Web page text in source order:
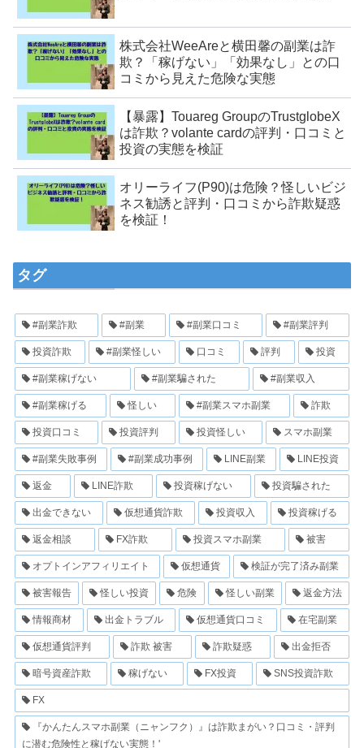
株式会社WeeAreと横田馨の副業は詐
欺？「稼げない」「効果なし」との口
コミから見えた危険な実態
【暴露】Touareg GroupのTrustglobeX
は詐欺？volante cardの評判・口コミと
投資の実態を検証
オリーライフ(P90)は危険？怪しいビジ
ネス勧誘と評判・口コミから詐欺疑惑
を検証！
タグ
#副業詐欺 #副業 #副業口コミ #副業評判
投資詐欺 #副業怪しい 口コミ 評判 投資
#副業稼げない #副業騙された #副業収入
#副業稼げる 怪しい #副業スマホ副業 詐欺
投資口コミ 投資評判 投資怪しい スマホ副業
#副業失敗事例 #副業成功事例 LINE副業 LINE投資
返金 LINE詐欺 投資稼げない 投資騙された
出金できない 仮想通貨詐欺 投資収入 投資稼げる
返金相談 FX詐欺 投資スマホ副業 被害
オプトインアフィリエイト 仮想通貨 検証が完了済み副業
被害報告 怪しい投資 危険 怪しい副業 返金方法
情報商材 出金トラブル 仮想通貨口コミ 在宅副業
仮想通貨評判 詐欺 被害 詐欺疑惑 出金拒否
暗号資産詐欺 稼げない FX投資 SNS投資詐欺
FX
『かんたんスマホ副業（ニャンフク）』は詐欺まがい？口コミ・評判
に潜む危険性と稼げない実態！'